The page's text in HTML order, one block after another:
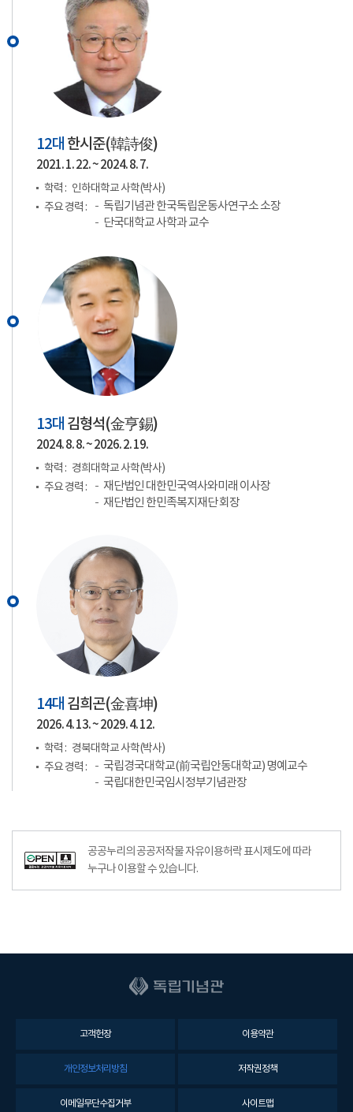
12대 한시준(韓詩俊)
2021. 1. 22. ~ 2024. 8. 7.
학력 : 인하대학교 사학(박사)
주요 경력 :
독립기념관 한국독립운동사연구소 소장
단국대학교 사학과 교수
13대 김형석(金亨錫)
2024. 8. 8. ~ 2026. 2. 19.
학력 : 경희대학교 사학(박사)
주요 경력 :
재단법인 대한민국역사와미래 이사장
재단법인 한민족복지재단 회장
14대 김희곤(金喜坤)
2026. 4. 13. ~ 2029. 4. 12.
학력 : 경북대학교 사학(박사)
주요 경력 :
국립경국대학교(前국립안동대학교) 명예교수
국립대한민국임시정부기념관장
공공누리의 공공저작물 자유이용허락 표시제도에 따라
누구나 이용할 수 있습니다.
고객헌장 이용약관
개인정보처리방침 저작권정책
이메일무단수집거부 사이트맵